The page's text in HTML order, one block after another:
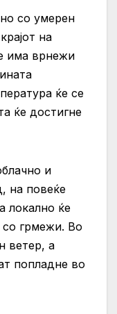
со умерен
на
има врнежи
ќе се
ќе достигне
и
на повеќе
локално ќе
со грмежи. Во
ветер, а
попладне во